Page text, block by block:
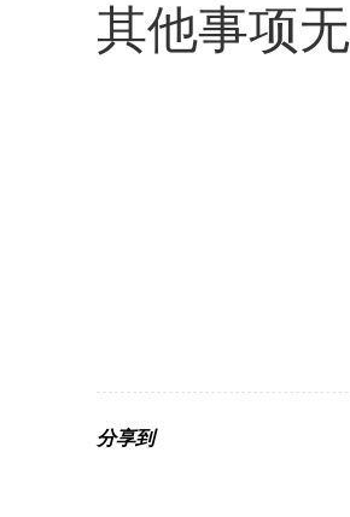
其他事项无
分享到